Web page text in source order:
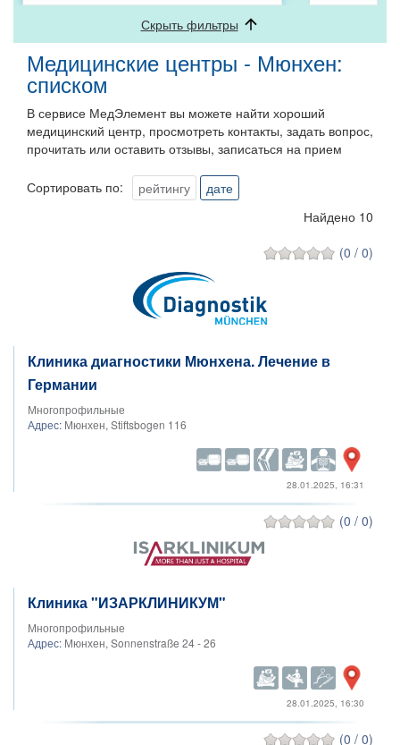
Скрыть фильтры
Медицинские центры - Мюнхен:
списком
В сервисе МедЭлемент вы можете найти хороший
медицинский центр, просмотреть контакты, задать вопрос,
прочитать или оставить отзывы, записаться на прием
Сортировать по: рейтингу
дате
Найдено 10
(0 / 0)
Клиника диагностики Мюнхена. Лечение в
Германии
Многопрофильные
Адрес: Мюнхен, Stiftsbogen 116
28.01.2025, 16:31
(0 / 0)
Клиника "ИЗАРКЛИНИКУМ"
Многопрофильные
Адрес: Мюнхен, Sonnenstraße 24 - 26
28.01.2025, 16:30
(0 / 0)